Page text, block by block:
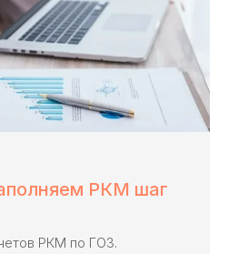
РКМ шаг
РКМ по ГОЗ.